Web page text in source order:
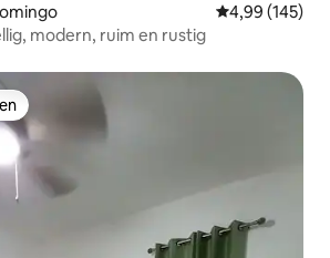
Gemiddelde
4,99 (145)
modern, ruim en rustig